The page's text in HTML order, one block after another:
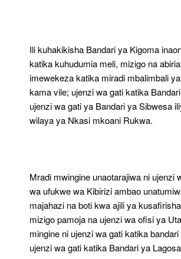
Ili kuhakikisha Bandari ya Kigoma
katika kuhudumia meli, mizigo na
imewekeza katika miradi mbalimbali
kama vile; ujenzi wa gati katika
ujenzi wa gati ya Bandari ya Sibwesa
wilaya ya Nkasi mkoani Rukwa.
Mradi mwingine unaotarajiwa ni ujenzi
wa ufukwe wa Kibirizi ambao
majahazi na boti kwa ajili ya
mizigo pamoja na ujenzi wa ofisi ya
mingine ni ujenzi wa gati katika
ujenzi wa gati katika Bandari ya